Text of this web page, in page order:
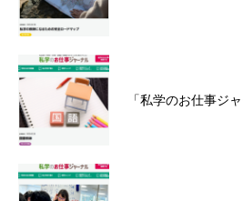
「私学のお仕事ジ